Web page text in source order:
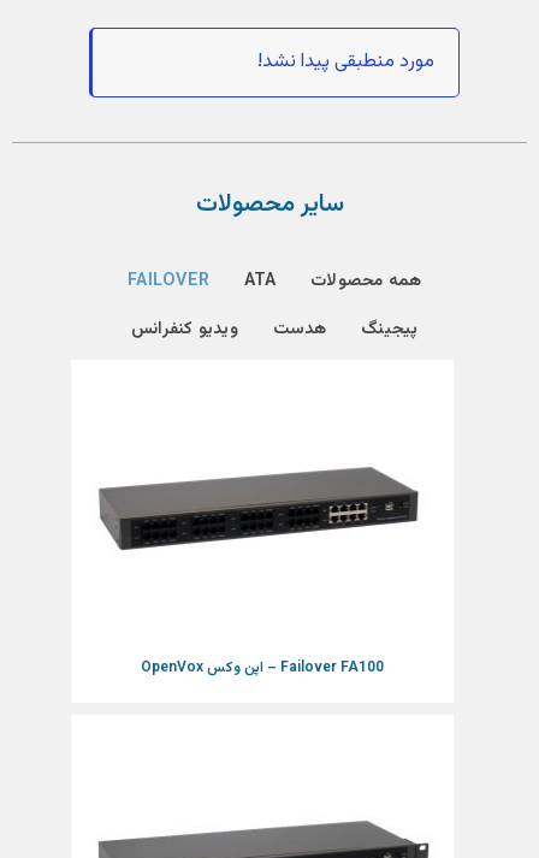
مورد منطبقی پیدا نشد!
سایر محصولات
همه محصولات ATA
FAILOVER
پیجینگ
هدست ویدیو کنفرانس
Failover FA100 – اپن وکس OpenVox